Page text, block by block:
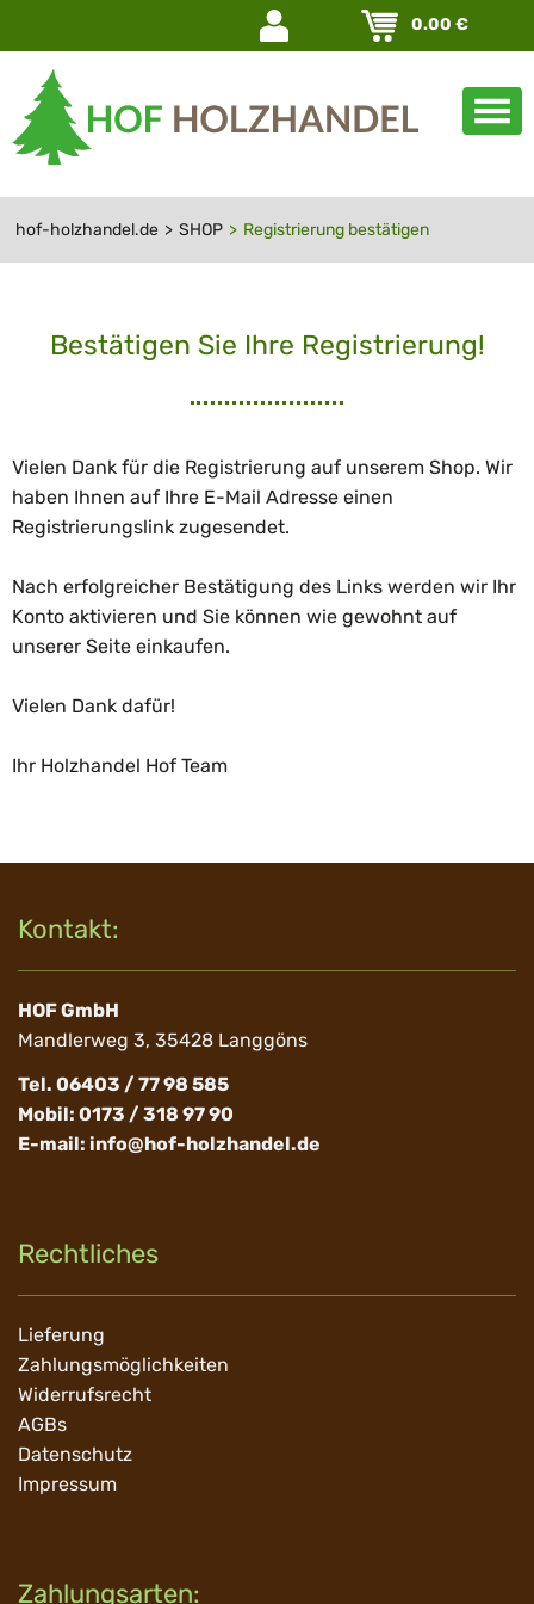
Navigation
überspringen
0.00 €
hof-holzhandel.de SHOP Registrierung bestätigen
Bestätigen Sie Ihre Registrierung!
Vielen Dank für die Registrierung auf unserem Shop. Wir
haben Ihnen auf Ihre E-Mail Adresse einen
Registrierungslink zugesendet.
Nach erfolgreicher Bestätigung des Links werden wir Ihr
Konto aktivieren und Sie können wie gewohnt auf
unserer Seite einkaufen.
Vielen Dank dafür!
Ihr Holzhandel Hof Team
Kontakt:
HOF GmbH
Mandlerweg 3, 35428 Langgöns
Tel. 06403 / 77 98 585
Mobil: 0173 / 318 97 90
E-mail: info@hof-holzhandel.de
Rechtliches
Navigation
überspringen
Lieferung
Zahlungsmöglichkeiten
Widerrufsrecht
AGBs
Datenschutz
Impressum
Zahlungsarten: